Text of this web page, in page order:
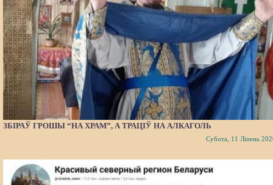
ЗБІРАЎ ГРОШЫ “НА ХРАМ”, А ТРАЦІЎ НА АЛКАГОЛЬ
Субота, 11 Ліпень